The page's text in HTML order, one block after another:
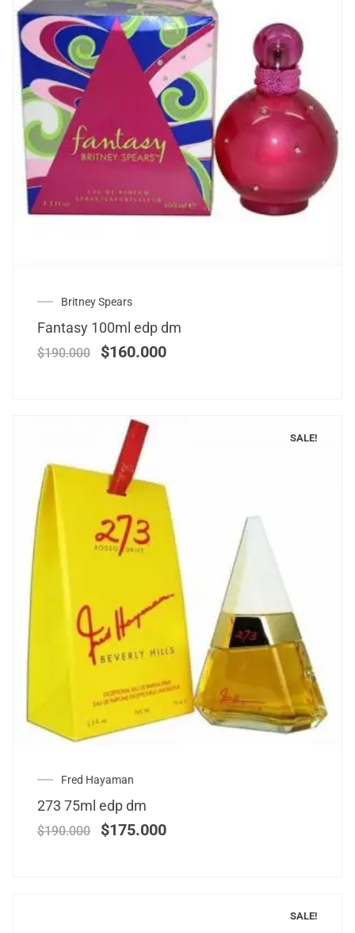
Britney Spears
Fantasy 100ml edp dm
$190.000 $160.000
SALE!
Fred Hayaman
273 75ml edp dm
$190.000 $175.000
SALE!